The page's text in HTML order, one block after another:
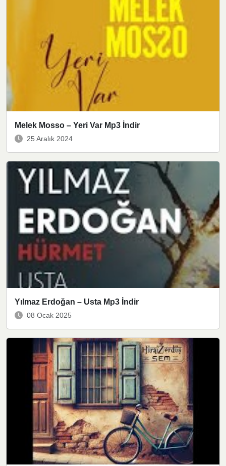
Melek Mosso – Yeri Var Mp3 İndir
25 Aralık 2024
Yılmaz Erdoğan – Usta Mp3 İndir
08 Ocak 2025